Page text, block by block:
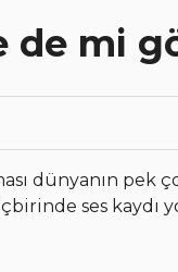
de mi
dünyanın pek
ses kaydı